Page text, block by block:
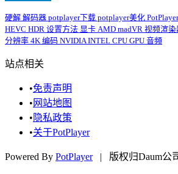
硬解 解码器 potplayer下载 potplayer美化
HEVC HDR 设置方法 显卡 AMD madVR 视频渲染
分辨率 4K 编码 NVIDIAINTEL CPU GPU 音频
站点相关
•免责声明
• 网站地图
• 隐私政策
•关于PotPlayer
Powered By PotPlayer| 版权归Daum公